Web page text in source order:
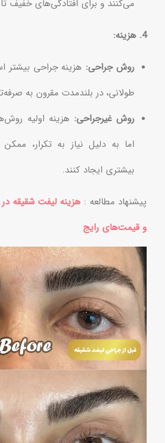
می‌کنند و برای افتادگی‌های خفیف
4. هزینه:
روش جراحی: هزینه جراحی بیشتر
طولانی، در بلندمدت مقرون به
روش غیرجراحی: هزینه اولیه
اما به دلیل نیاز به تکرار،
بیشتری ایجاد کنند.
پیشنهاد مطالعه :
و قیمت‌های رایج